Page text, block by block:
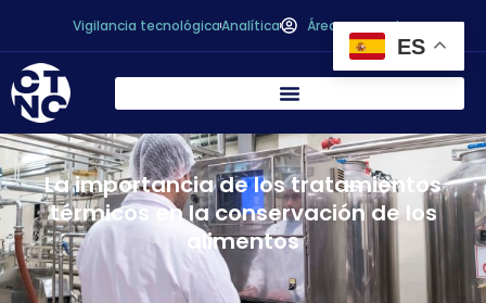
Vigilancia tecnológicaAnalítica Área personal
La importancia de los tratamientos
térmicos en la conservación de los
alimentos
ES